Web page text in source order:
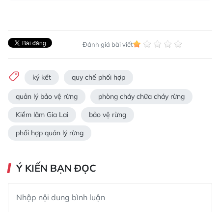
Đánh giá bài viết
ký kết quy chế phối hợp
quản lý bảo vệ rừng phòng cháy chữa cháy rừng
Kiểm lâm Gia Lai bảo vệ rừng
phối hợp quản lý rừng
Ý KIẾN BẠN ĐỌC